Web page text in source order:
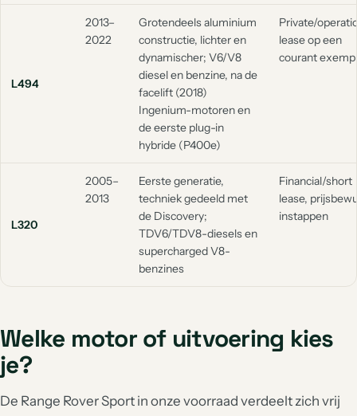
L494
2013–
2022
Grotendeels aluminium
constructie, lichter en
dynamischer; V6/V8
diesel en benzine, na de
facelift (2018)
Ingenium-motoren en
de eerste plug-in
hybride (P400e)
Private/
lease op een
courant
L320
2005–
2013
Eerste generatie,
techniek gedeeld met
de Discovery;
TDV6/TDV8-diesels en
supercharged V8-
benzines
Financial/short
lease,
instappen
Welke motor of uitvoering kies
je?
De Range Rover Sport in onze voorraad verdeelt zich vrij